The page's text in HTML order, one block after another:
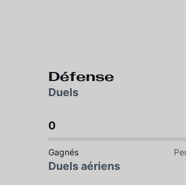
Défense
Duels
0
Gagnés
Duels aériens